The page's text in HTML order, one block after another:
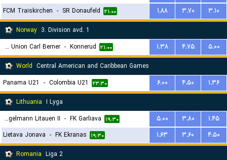
FCM Traiskirchen - SR Donaufeld ۲۱:۰۰ ۱.۸۸ ۳.۷۰
۳.۱۰
Norway 3. Division avd. 1
FK Union Carl Berner
- Konnerud ۲۱:۰۰ ۱.۳۸ ۴.۷۵
۵.۰۰
World Central American and Caribbean Games
Panama U21 - Colombia U21 ۲۳:۳۰ ۶.۰۰ ۴.۵۰
۱.۳۶
Lithuania I Lyga
Hegelmann Litauen II
- FK Garliava ۱۹:۳۰ ۵.۰۰ ۳.۸۰
۱.۴۵
Lietava Jonava - FK Ekranas ۱۹:۳۰ ۱.۶۳ ۳.۶۰
۴.۵۰
Romania Liga 2